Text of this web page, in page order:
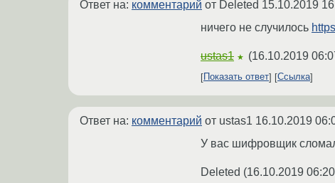
Ответ на: комментарий от Deleted 15.10.2019
ничего не случилось
ustas1 ★ (16.10.2019
Показать ответ
Ссылка
Ответ на: комментарий от ustas1 16.10.2019
У вас шифровщик
Deleted (16.10.2019